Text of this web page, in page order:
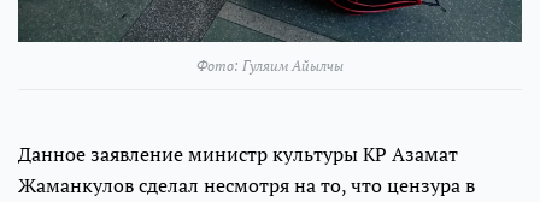
Фото: Гуляим Айылчы
Данное заявление министр культуры КР Азамат
Жаманкулов сделал несмотря на то, что цензура в